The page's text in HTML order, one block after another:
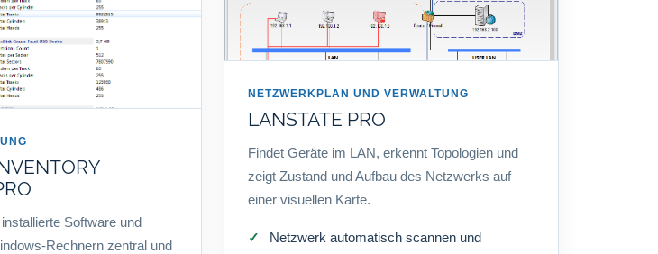
Software und
Rechnern zentral und
NETZWERKPLAN UND VERWALTUNG
LANSTATE PRO
Findet Geräte im LAN, erkennt Topologien und
zeigt Zustand und Aufbau des Netzwerks auf
einer visuellen Karte.
Netzwerk automatisch scannen und